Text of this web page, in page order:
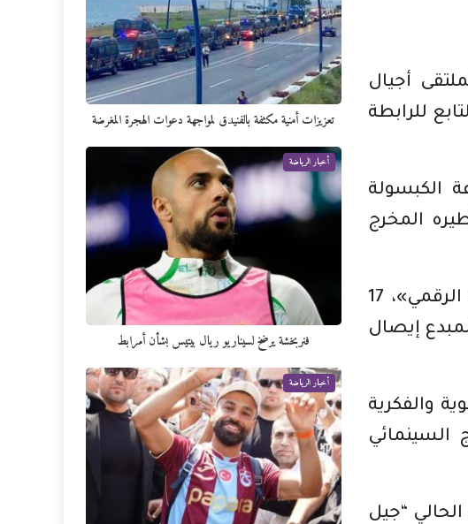
أجيال
للرابطة
الكبسولة
المخرج
وتنافس لنيل الجائزة الأولى للدورة ، التي اختير لها هذه السنة موضوع «البعد الرقمي»، 17
المبدع إيصال
والفكرية
السينمائي
“جيل
تعزيزات أمنية مكثفة بالفنيدق لمواجهة دعوات الهجرة المغرضة
أخبار الرياضة
فنربخشة يرضخ لسيناريو ريال بيتيس بشأن أمرابط
أخبار الرياضة